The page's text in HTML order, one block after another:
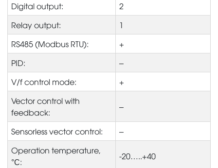
Digital output:
2
Relay output:
1
RS485 (Modbus RTU):
+
PID:
–
V/f control mode:
+
Vector control with
feedback:
–
Sensorless vector control:
–
Operation temperature,
°С:
-20…..+40